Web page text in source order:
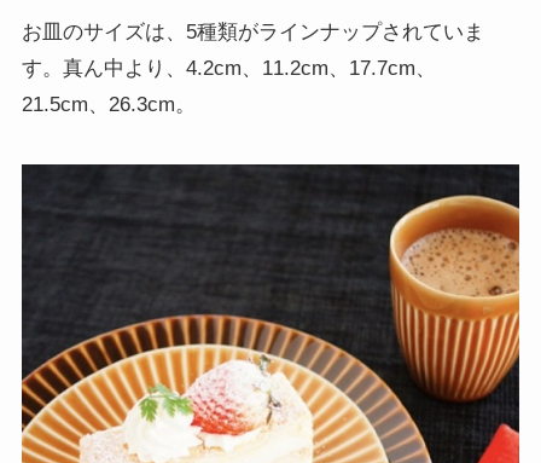
お皿のサイズは、5種類がラインナップされていま
す。真ん中より、4.2cm、11.2cm、17.7cm、
21.5cm、26.3cm。